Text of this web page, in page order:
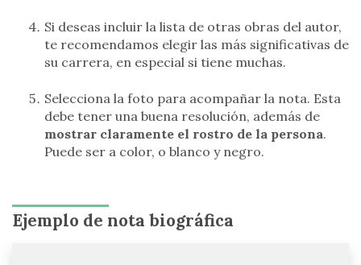
Si deseas incluir la lista de otras obras del autor,
te recomendamos elegir las más significativas de
su carrera, en especial si tiene muchas.
Selecciona la foto para acompañar la nota. Esta
debe tener una buena resolución, además de
mostrar claramente el rostro de la persona.
Puede ser a color, o blanco y negro.
Ejemplo de nota biográfica